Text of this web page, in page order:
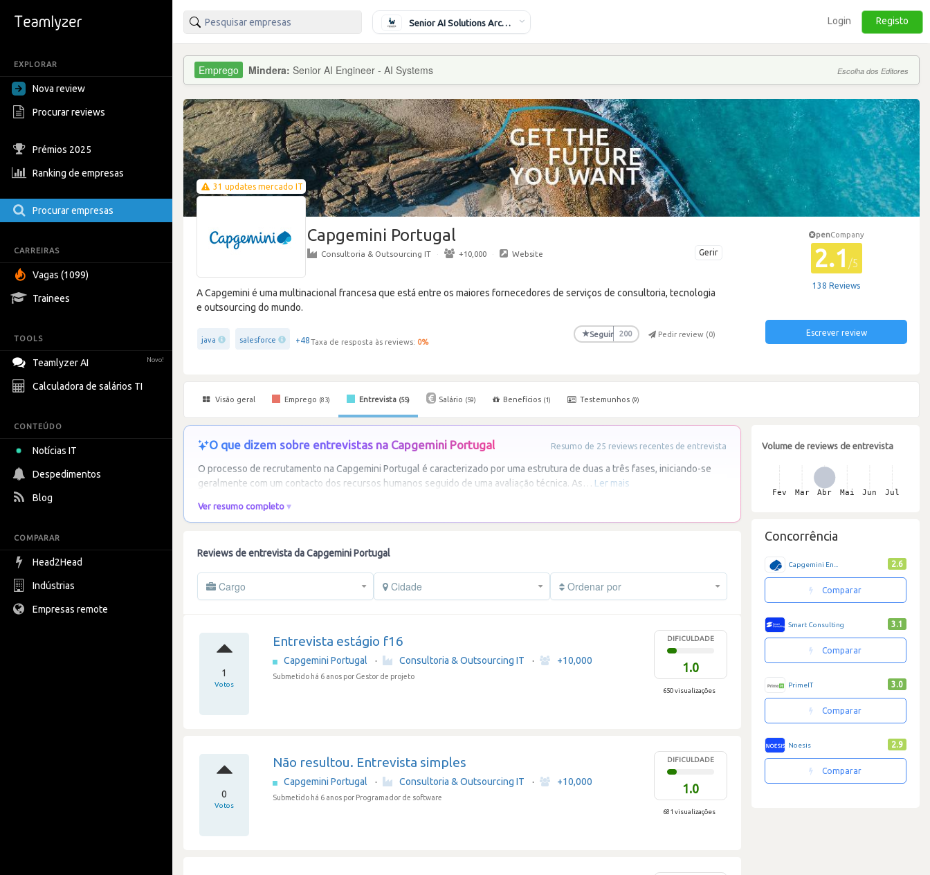
EXPLORAR
Nova review
Procurar reviews
Prémios 2025
Ranking de empresas
Procurar empresas
CARREIRAS
Vagas (1099)
Trainees
TOOLS
Teamlyzer AI Novo!
Calculadora de salários TI
CONTEÚDO
Notícias IT
Despedimentos
Blog
COMPARAR
Head2Head
Indústrias
Empresas remote
Senior AI Solutions Architect Login Registo
Mindera: Senior AI Engineer - AI Systems Escolha dos Editores
31 updates mercado IT
Capgemini Portugal
Gerir
Consultoria & Outsourcing IT · +10,000 · Website
A Capgemini é uma multinacional francesa que está entre os maiores fornecedores de serviços de consultoria, tecnologia
e outsourcing do mundo.
java salesforce +48Taxa de resposta às reviews: 0%
★Seguir 200 Pedir review (0)
penCompany
2.1 /5
138 Reviews
Escrever review
Visão geral Emprego (83) Entrevista (55) Salário (59) Benefícios (1) Testemunhos (9)
O que dizem sobre entrevistas na Capgemini Portugal Resumo de 25 reviews recentes de entrevista
O processo de recrutamento na Capgemini Portugal é caracterizado por uma estrutura de duas a três fases, iniciando-se
geralmente com um contacto dos recursos humanos seguido de uma avaliação técnica. As… Ler mais
Ver resumo completo
Reviews de entrevista da Capgemini Portugal
Cargo Cidade Ordenar por
1
Votos
Entrevista estágio f16
Capgemini Portugal · Consultoria & Outsourcing IT · +10,000
Submetido há 6 anos por Gestor de projeto
DIFICULDADE
1.0
650 visualizações
0
Votos
Não resultou. Entrevista simples
Capgemini Portugal · Consultoria & Outsourcing IT · +10,000
Submetido há 6 anos por Programador de software
DIFICULDADE
1.0
681 visualizações
Volume de reviews de entrevista
Concorrência
Capgemini En... 2.6
Comparar
Smart Consulting 3.1
Comparar
PrimeIT 3.0
Comparar
Noesis 2.9
Comparar